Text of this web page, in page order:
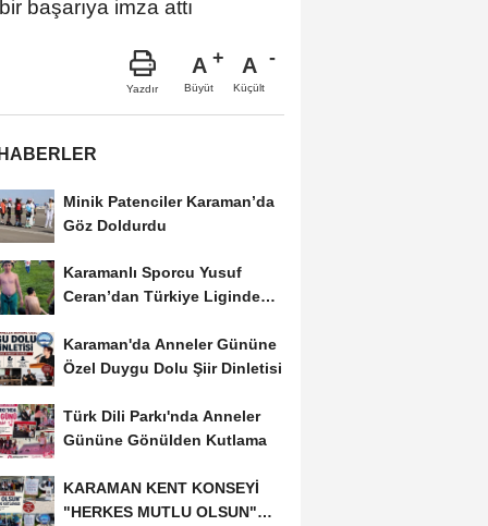
başarıya imza attı
Yazdır
A
Büyüt
A
Küçült
Minik Patenciler Karaman’da
Göz Doldurdu
Karamanlı Sporcu Yusuf
Ceran’dan Türkiye Liginde
Karaman'da Anneler Gününe
Özel Duygu Dolu Şiir Dinletisi
Türk Dili Parkı'nda Anneler
Gününe Gönülden Kutlama
KARAMAN KENT KONSEYİ
"HERKES MUTLU OLSUN"